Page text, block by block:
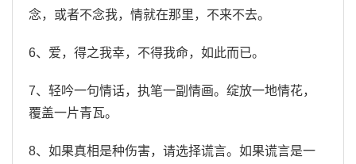
念，或者不念我，情就在那里，不来不去。
6、爱，得之我幸，不得我命，如此而已。
7、轻吟一句情话，执笔一副情画。绽放一地情花，
覆盖一片青瓦。
8、如果真相是种伤害，请选择谎言。如果谎言是一